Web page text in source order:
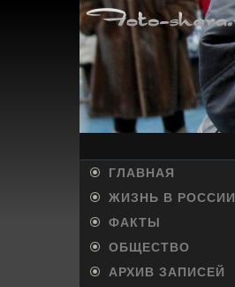
ГЛАВНАЯ
ЖИЗНЬ В РОССИИ
ФАКТЫ
ОБЩЕСТВО
АРХИВ ЗАПИСЕЙ